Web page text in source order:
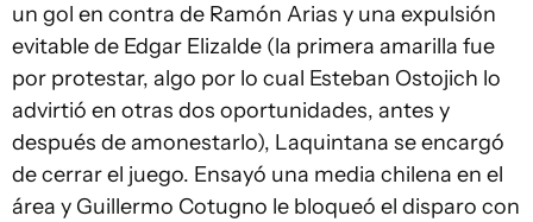
un gol en contra de Ramón Arias y una expulsión
evitable de Edgar Elizalde (la primera amarilla fue
por protestar, algo por lo cual Esteban Ostojich lo
advirtió en otras dos oportunidades, antes y
después de amonestarlo), Laquintana se encargó
de cerrar el juego. Ensayó una media chilena en el
área y Guillermo Cotugno le bloqueó el disparo con